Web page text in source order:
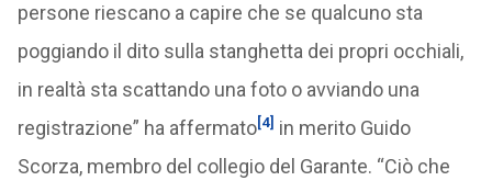
persone riescano a capire che se qualcuno sta
poggiando il dito sulla stanghetta dei propri occhiali,
in realtà sta scattando una foto o avviando una
registrazione” ha affermato[4] in merito Guido
Scorza, membro del collegio del Garante. “Ciò che